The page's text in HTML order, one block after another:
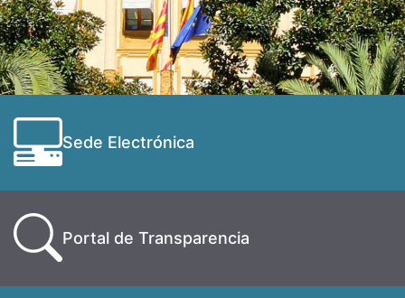
Sede Electrónica
Portal de Transparencia